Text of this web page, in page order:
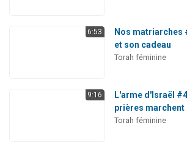
6:53
Nos matriarches
et son cadeau
Torah féminine
9:16
L'arme d'Israël
prières marchent
Torah féminine